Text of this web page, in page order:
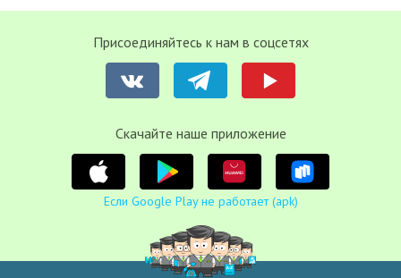
Присоединяйтесь к нам в соцсетях
Cкачайте наше приложение
Если Google Play не работает (apk)